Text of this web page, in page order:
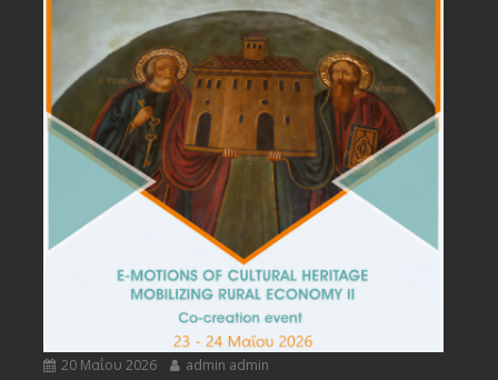
20 Μαΐου 2026 admin admin